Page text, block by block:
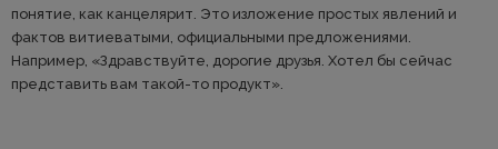
понятие, как канцелярит. Это изложение простых явлений и
фактов витиеватыми, официальными предложениями.
Например, «Здравствуйте, дорогие друзья. Хотел бы сейчас
представить вам такой-то продукт».